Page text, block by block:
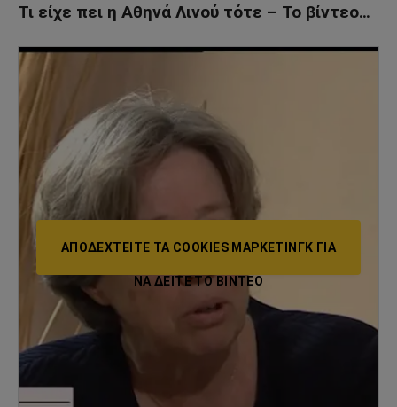
Τι είχε πει η Αθηνά Λινού τότε – Το βίντεο…
ΑΠΟΔΕΧΤΕΊΤΕ ΤΑ COOKIES ΜΆΡΚΕΤΙΝΓΚ ΓΙΑ
ΝΑ ΔΕΊΤΕ ΤΟ ΒΙΝΤΕΟ